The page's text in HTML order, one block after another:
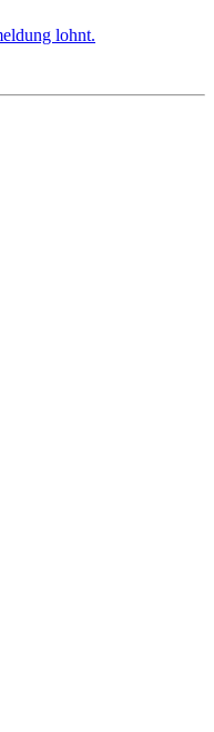
lohnt.